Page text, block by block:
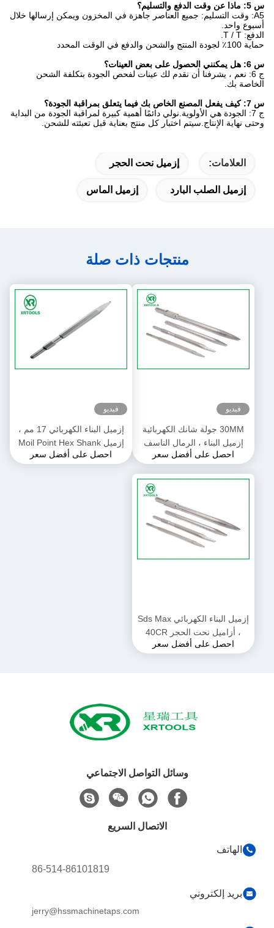
س 5: ماذا عن وقت الدفع والتسليم؟
A5: وقت التسليم: جميع العناصر جاهزة في المخزون ويمكن إرسالها خلال
أسبوع واحد.
الدفع: T / T.
حماية 100٪ لجودة المنتج والشحن والدفع في الوقت المحدد
س 6: هل يمكنني الحصول على بعض العينات؟
ج 6: نعم ، يشرفنا أن نقدم لك عينات لفحص الجودة بتكلفة الشحن
الخاصة بك.
س 7: كيف يفعل المصنع الخاص بك فيما يتعلق بمراقبة الجودة؟
ج 7: الجودة هي الأولوية.نولي دائمًا أهمية كبيرة لمراقبة الجودة من البداية
وحتى نهاية الإنتاج.سيتم اختبار كل منتج بعناية قبل تعبئته للشحن.
العلامات: إزميل نحت الحجر
إزميل الصلب البارد إزميل الماس
منتجات ذات صلة
فيديو
30MM جولة شانك الكهربائية
إزميل البناء ، الرمال الناسف
الباردة الصلب إزميل للحجر
احصل على أفضل سعر
فيديو
إزميل البناء الكهربائي 17 مم ،
إزميل Moil Point Hex Shank
لكسارة Makita
احصل على أفضل سعر
إزميل البناء الكهربائي Sds Max
، أزاميل نحت الحجر 40CR
للجدار الخرساني
احصل على أفضل سعر
وسائل التواصل الاجتماعي
الاتصال السريع
الهاتف
86-514-86101819
بريد إلكتروني
jerry@hssmachinetaps.com